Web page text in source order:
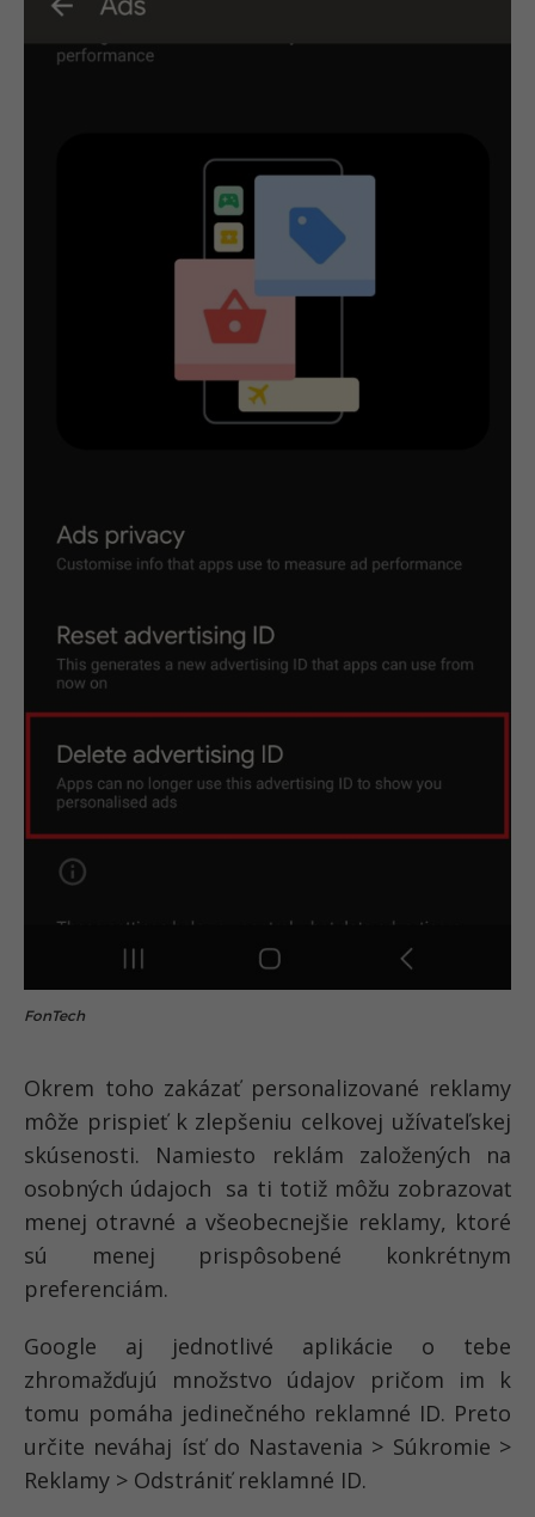
FonTech
Okrem toho zakázať personalizované reklamy
môže prispieť k zlepšeniu celkovej užívateľskej
skúsenosti. Namiesto reklám založených na
osobných údajoch sa ti totiž môžu zobrazovať
menej otravné a všeobecnejšie reklamy, ktoré
sú menej prispôsobené konkrétnym
preferenciám.
Google aj jednotlivé aplikácie o tebe
zhromažďujú množstvo údajov pričom im k
tomu pomáha jedinečného reklamné ID. Preto
určite neváhaj ísť do Nastavenia > Súkromie >
Reklamy > Odstrániť reklamné ID.